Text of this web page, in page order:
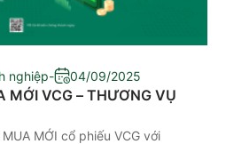
nghiệp- 04/09/2025
MỚI VCG – THƯƠNG VỤ
MỚI cổ phiếu VCG với